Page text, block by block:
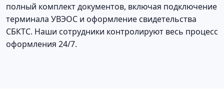
полный комплект документов, включая подключение
терминала УВЭОС и оформление свидетельства
СБКТС. Наши сотрудники контролируют весь процесс
оформления 24/7.